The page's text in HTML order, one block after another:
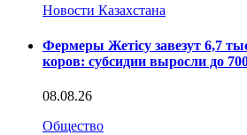
Новости Казахстана
Фермеры Жетісу завезут 6,7
коров: субсидии выросли до
08.08.26
Общество